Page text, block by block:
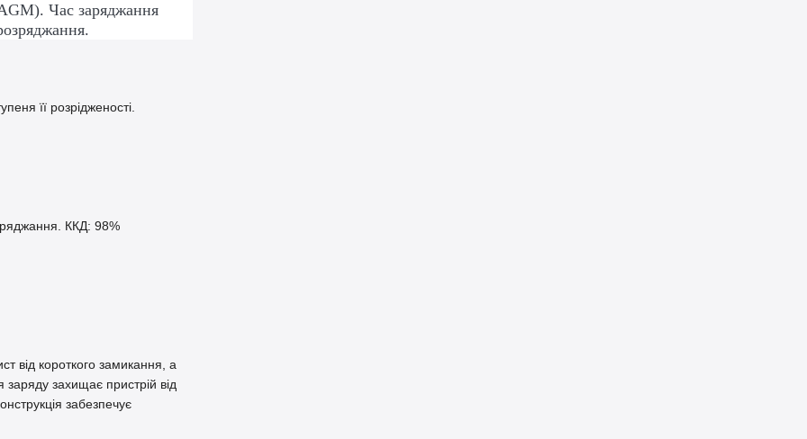
Час заряджання
її розрідженості.
ККД: 98%
від короткого замикання, а
захищає пристрій від
забезпечує